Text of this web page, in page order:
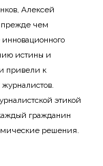
Алексей
прежде чем
инновационного
истины и
привели к
этикой
гражданин
решения.